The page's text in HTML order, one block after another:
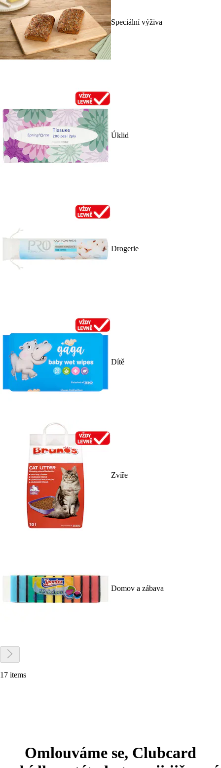
Speciální výživa
Úklid
Drogerie
Dítě
Zvíře
Domov a zábava
17 items
Omlouváme se, Clubcard